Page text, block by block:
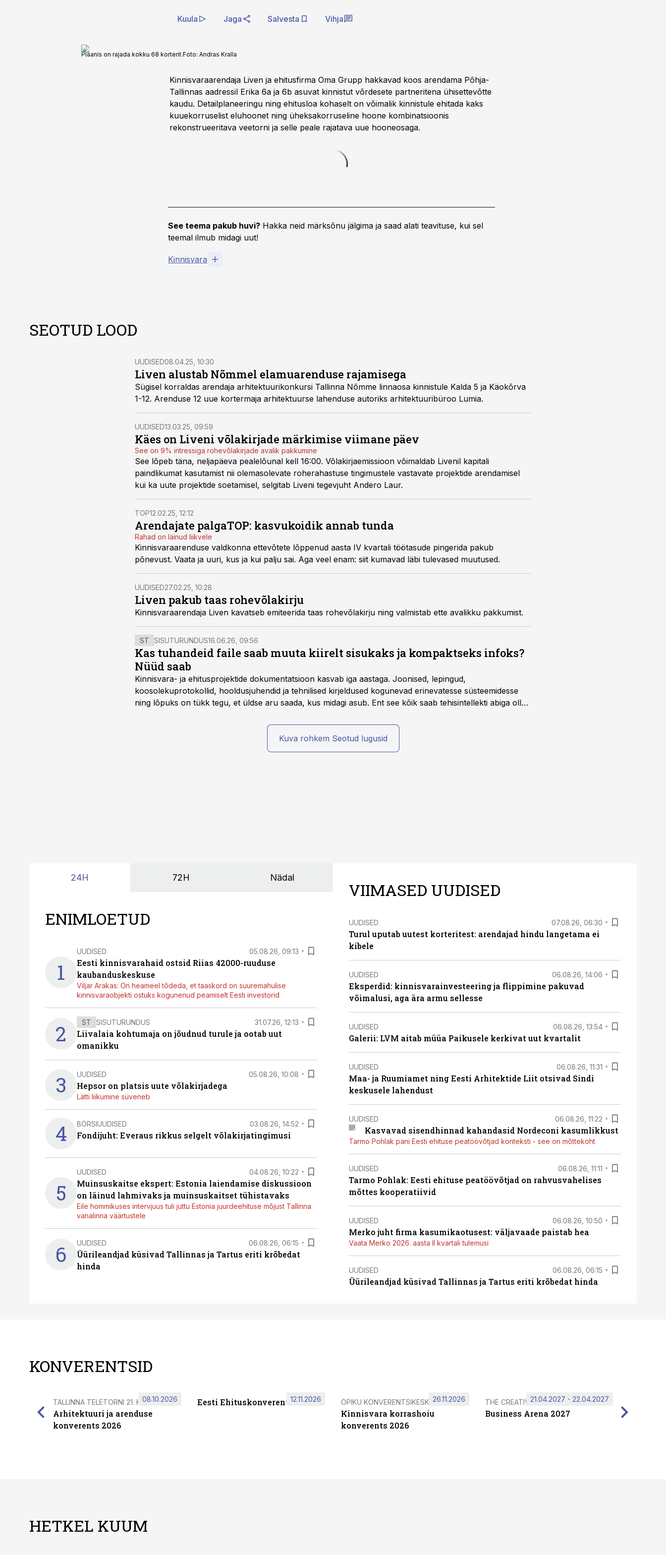
Kuula Jaga Salvesta Vihja
Plaanis on rajada kokku 68 korterit.Foto: Andras Kralla
Kinnisvaraarendaja Liven ja ehitusfirma Oma Grupp hakkavad koos arendama Põhja-
Tallinnas aadressil Erika 6a ja 6b asuvat kinnistut võrdesete partneritena ühisettevõtte
kaudu. Detailplaneeringu ning ehitusloa kohaselt on võimalik kinnistule ehitada kaks
kuuekorruselist eluhoonet ning üheksakorruseline hoone kombinatsioonis
rekonstrueeritava veetorni ja selle peale rajatava uue hooneosaga.
See teema pakub huvi? Hakka neid märksõnu jälgima ja saad alati teavituse, kui sel
teemal ilmub midagi uut!
Kinnisvara
SEOTUD LOOD
UUDISED08.04.25, 10:30
Liven alustab Nõmmel elamuarenduse rajamisega
Sügisel korraldas arendaja arhitektuurikonkursi Tallinna Nõmme linnaosa kinnistule Kalda 5 ja Käokõrva
1-12. Arenduse 12 uue kortermaja arhitektuurse lahenduse autoriks arhitektuuribüroo Lumia.
UUDISED13.03.25, 09:59
Käes on Liveni võlakirjade märkimise viimane päev
See on 9% intressiga rohevõlakirjade avalik pakkumine
See lõpeb täna, neljapäeva pealelõunal kell 16:00. Võlakirjaemissioon võimaldab Livenil kapitali
paindlikumat kasutamist nii olemasolevate roherahastuse tingimustele vastavate projektide arendamisel
kui ka uute projektide soetamisel, selgitab Liveni tegevjuht Andero Laur.
TOP12.02.25, 12:12
Arendajate palgaTOP: kasvukoidik annab tunda
Rahad on läinud liikvele
Kinnisvaraarenduse valdkonna ettevõtete lõppenud aasta IV kvartali töötasude pingerida pakub
põnevust. Vaata ja uuri, kus ja kui palju sai. Aga veel enam: siit kumavad läbi tulevased muutused.
UUDISED27.02.25, 10:28
Liven pakub taas rohevõlakirju
Kinnisvaraarendaja Liven kavatseb emiteerida taas rohevõlakirju ning valmistab ette avalikku pakkumist.
ST SISUTURUNDUS16.06.26, 09:56
Kas tuhandeid faile saab muuta kiirelt sisukaks ja kompaktseks infoks?
Nüüd saab
Kinnisvara- ja ehitusprojektide dokumentatsioon kasvab iga aastaga. Joonised, lepingud,
koosolekuprotokollid, hooldusjuhendid ja tehnilised kirjeldused kogunevad erinevatesse süsteemidesse
ning lõpuks on tükk tegu, et üldse aru saada, kus midagi asub. Ent see kõik saab tehisintellekti abiga olla
Kuva rohkem Seotud lugusid
24H 72H Nädal
ENIMLOETUD
1
UUDISED 05.08.26, 09:13
Eesti kinnisvarahaid ostsid Riias 42000-ruuduse
kaubanduskeskuse
Viljar Arakas: On heameel tõdeda, et taaskord on suuremahulise
kinnisvaraobjekti ostuks kogunenud peamiselt Eesti investorid
2 ST SISUTURUNDUS 31.07.26, 12:13
Liivalaia kohtumaja on jõudnud turule ja ootab uut
omanikku
3 UUDISED 05.08.26, 10:08
Hepsor on platsis uute võlakirjadega
Lätti liikumine süveneb
4 BÖRSIUUDISED 03.08.26, 14:52
Fondijuht: Everaus rikkus selgelt võlakirjatingimusi
5
UUDISED 04.08.26, 10:22
Muinsuskaitse ekspert: Estonia laiendamise diskussioon
on läinud lahmivaks ja muinsuskaitset tühistavaks
Eile hommikuses intervjuus tuli juttu Estonia juurdeehituse mõjust Tallinna
vanalinna väärtustele
6 UUDISED 06.08.26, 06:15
Üürileandjad küsivad Tallinnas ja Tartus eriti krõbedat
hinda
VIIMASED UUDISED
UUDISED 07.08.26, 06:30
Turul uputab uutest korteritest: arendajad hindu langetama ei
kibele
UUDISED 06.08.26, 14:06
Eksperdid: kinnisvarainvesteering ja flippimine pakuvad
võimalusi, aga ära armu sellesse
UUDISED 06.08.26, 13:54
Galerii: LVM aitab müüa Paikusele kerkivat uut kvartalit
UUDISED 06.08.26, 11:31
Maa- ja Ruumiamet ning Eesti Arhitektide Liit otsivad Sindi
keskusele lahendust
UUDISED 06.08.26, 11:22
Kasvavad sisendhinnad kahandasid Nordeconi kasumlikkust
Tarmo Pohlak pani Eesti ehituse peatöövõtjad konteksti - see on mõttekoht
UUDISED 06.08.26, 11:11
Tarmo Pohlak: Eesti ehituse peatöövõtjad on rahvusvahelises
mõttes kooperatiivid
UUDISED 06.08.26, 10:50
Merko juht firma kasumikaotusest: väljavaade paistab hea
Vaata Merko 2026. aasta II kvartali tulemusi
UUDISED 06.08.26, 06:15
Üürileandjad küsivad Tallinnas ja Tartus eriti krõbedat hinda
KONVERENTSID
TALLINNA TELETORNI 21. KORRUSEL
Arhitektuuri ja arenduse
konverents 2026
08.10.2026 Eesti Ehituskonverents 2026
12.11.2026 ÖPIKU KONVERENTSIKESKUS
Kinnisvara korrashoiu
konverents 2026
26.11.2026 THE CREATIVE HUB
Business Arena 2027
21.04.2027 - 22.04.2027
HETKEL KUUM